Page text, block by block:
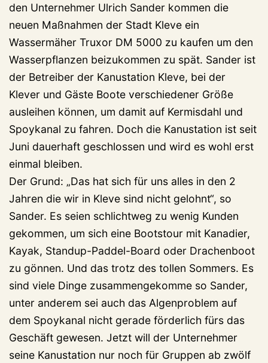
den Unternehmer Ulrich Sander kommen die
neuen Maßnahmen der Stadt Kleve ein
Wassermäher Truxor DM 5000 zu kaufen um den
Wasserpflanzen beizukommen zu spät. Sander ist
der Betreiber der Kanustation Kleve, bei der
Klever und Gäste Boote verschiedener Größe
ausleihen können, um damit auf Kermisdahl und
Spoykanal zu fahren. Doch die Kanustation ist seit
Juni dauerhaft geschlossen und wird es wohl erst
einmal bleiben.
Der Grund: „Das hat sich für uns alles in den 2
Jahren die wir in Kleve sind nicht gelohnt“, so
Sander. Es seien schlichtweg zu wenig Kunden
gekommen, um sich eine Bootstour mit Kanadier,
Kayak, Standup-Paddel-Board oder Drachenboot
zu gönnen. Und das trotz des tollen Sommers. Es
sind viele Dinge zusammengekomme so Sander,
unter anderem sei auch das Algenproblem auf
dem Spoykanal nicht gerade förderlich fürs das
Geschäft gewesen. Jetzt will der Unternehmer
seine Kanustation nur noch für Gruppen ab zwölf